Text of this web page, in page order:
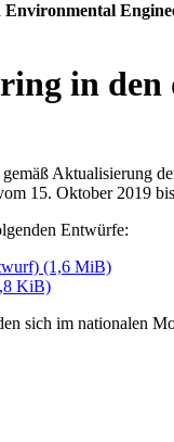
Environmental
in den
Ak­tua­li­sie­rung
15. Oktober 2019
Entwürfe:
(1,6 MiB)
KiB)
sich im na­tio­na­len